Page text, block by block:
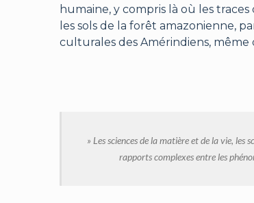
humaine, y compris là où les
les sols de la forêt amazonienne,
culturales des Amérindiens, même
» Les sciences de la matière et de la vie,
rapports complexes entre les